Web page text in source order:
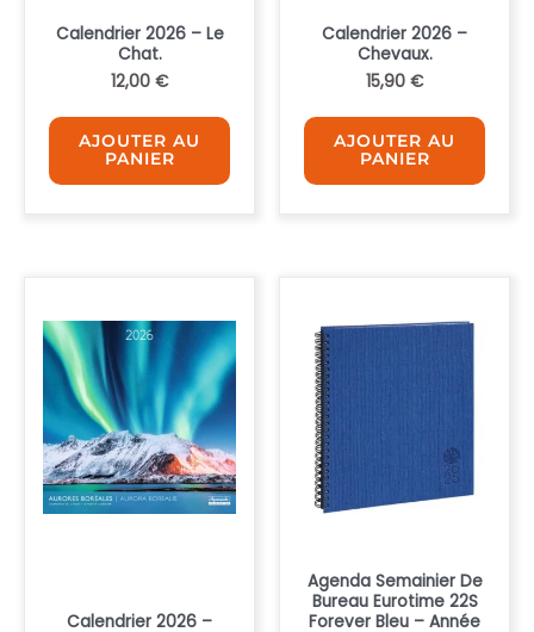
Calendrier 2026 – Le
Chat.
12,00 €
AJOUTER AU
PANIER
Calendrier 2026 –
Chevaux.
15,90 €
AJOUTER AU
PANIER
Calendrier 2026 –
Agenda Semainier De
Bureau Eurotime 22S
Forever Bleu – Année